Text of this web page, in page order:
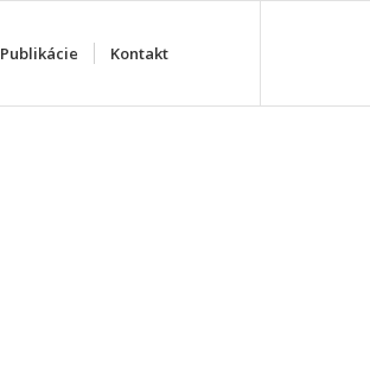
Publikácie Kontakt